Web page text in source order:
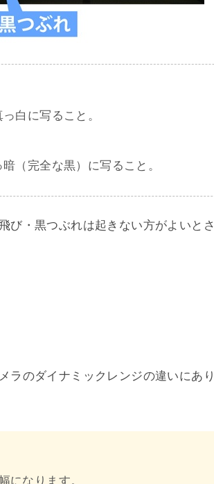
白に写ること。
（完全な黒）に写ること。
び・黒つぶれは起きない方がよいとさ
ラのダイナミックレンジの違いにあり
になります。